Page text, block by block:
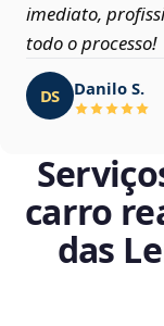
imediato,
todo o processo!
DS Danilo S.
carro
das